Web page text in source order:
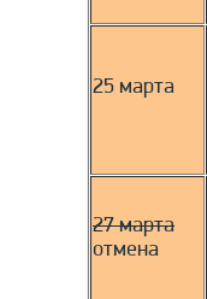
25 марта
27 марта
отмена